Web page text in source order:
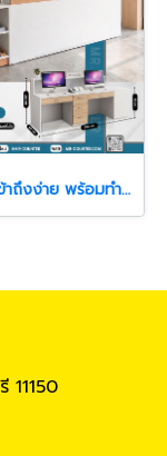
เรียบง่าย เข้าถึงง่าย พร้อมทำงานในทุกวัน
11150